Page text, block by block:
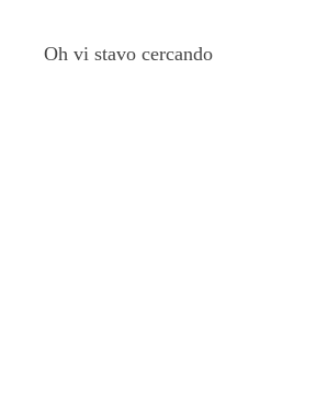
Oh vi stavo cercando